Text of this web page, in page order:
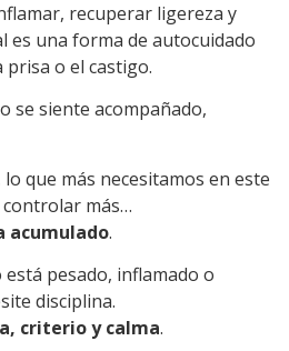
recuperar ligereza y
es una forma de autocuidado
prisa o el castigo.
se siente acompañado,
que más necesitamos en este
más…
acumulado.
pesado, inflamado o
disciplina.
criterio y calma.